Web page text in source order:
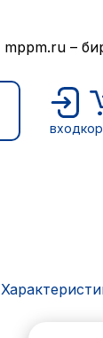
mppm.ru –
вход